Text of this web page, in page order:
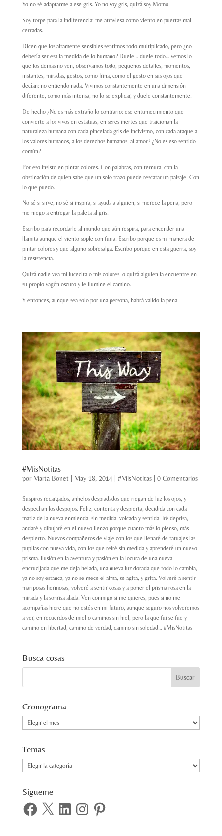
Yo no sé adaptarme a ese gris. Yo no soy gris, quizá soy Momo.
Soy torpe para la indiferencia; me atraviesa como viento en puertas mal
cerradas.
Dicen que los altamente sensibles sentimos todo multiplicado, pero ¿no
debería ser esa la medida de lo humano? Duele… duele todo… vemos lo
que los demás no ven, observamos todo, pequeños detalles, momentos,
instantes, miradas, gestos, como Irina, como el gesto en sus ojos que
decían: no entiendo nada. Vivimos constantemente en una dimensión
diferente, como más intensa, no lo se explicar, y duele constantemente.
De hecho ¿No es más extraño lo contrario: ese entumecimiento que
convierte a los vivos en estatuas, en seres inertes que traicionan la
naturaleza humana con cada pincelada gris de incivismo, con cada ataque a
los valores humanos, a los derechos humanos, al amor? ¿No es eso sentido
común?
Por eso insisto en pintar colores. Con palabras, con ternura, con la
obstinación de quien sabe que un solo trazo puede rescatar un paisaje. Con
lo que puedo.
No sé si sirve, no sé si inspira, si ayuda a alguien, si merece la pena, pero
me niego a entregar la paleta al gris.
Escribo para recordarle al mundo que aún respira, para encender una
llamita aunque el viento sople con furia. Escribo porque es mi manera de
pintar colores y que alguno sobresalga. Escribo porque en esta guerra, soy
la resistencia.
Quizá nadie vea mi lucecita o mis colores, o quizá alguien la encuentre en
su propio vagón oscuro y le ilumine el camino.
Y entonces, aunque sea solo por una persona, habrá valido la pena.
#MisNotitas
por Marta Bonet May 18, 2014| #MisNotitas| 0 Comentarios
Suspiros recargados, anhelos despiadados que riegan de luz los ojos, y
despechan los despojos. Feliz, contenta y despierta, decidida con cada
matiz de la nueva enmienda, sin medida, volcada y sentida. Iré deprisa,
andaré y dibujaré en el nuevo lienzo porque cuanto más lo pienso, más
despierto. Nuevos compañeros de viaje con los que llenaré de tatuajes las
pupilas con nueva vida, con los que reiré sin medida y aprenderé un nuevo
prisma. Ilusión en la aventura y pasión en la locura de una nueva
encrucijada que me deja helada, una nueva luz dorada que todo lo cambia,
ya no soy estanca, ya no se mece el alma, se agita, y grita. Volveré a sentir
mariposas hermosas, volveré a sentir cosas y a poner el prisma rosa en la
mirada y la sonrisa alada. Ven conmigo si me quieres, pues si no me
acompañas hiere que no estés en mi futuro, aunque seguro nos volveremos
a ver, en recuerdos de miel o caminos sin hiel, pero la que fui se fue y
camino en libertad, camino de verdad, camino sin soledad… #MisNotitas
Busca cosas
Cronograma
Cronograma
Temas
Temas
Sígueme
Facebook
X LinkedInInstagramPinterest